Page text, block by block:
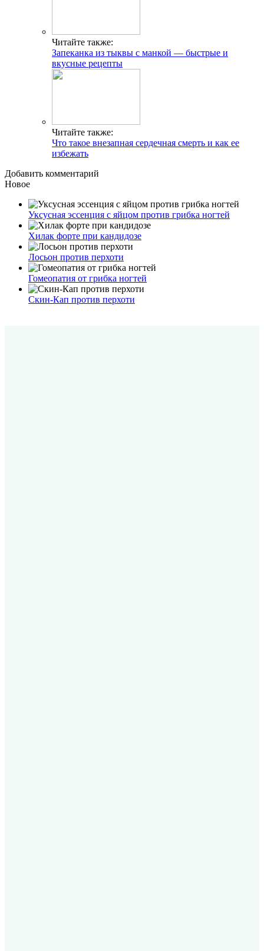
Читайте также:
Запеканка из тыквы с манкой — быстрые и
вкусные рецепты
Читайте также:
Что такое внезапная сердечная смерть и как ее
избежать
Добавить комментарий
Новое
Уксусная эссенция с яйцом против грибка ногтей
Хилак форте при кандидозе
Лосьон против перхоти
Гомеопатия от грибка ногтей
Скин-Кап против перхоти